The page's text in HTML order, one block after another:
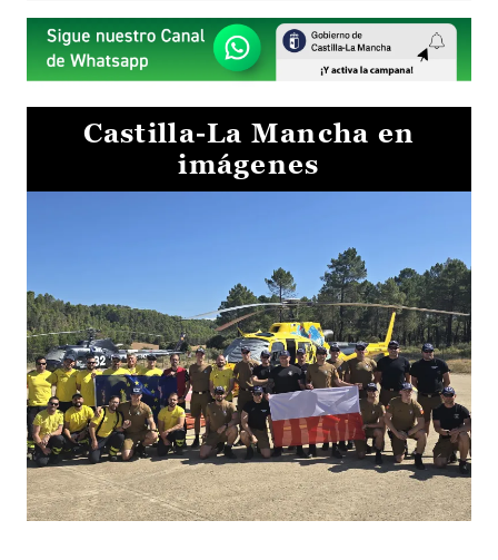
Castilla-La Mancha en
imágenes